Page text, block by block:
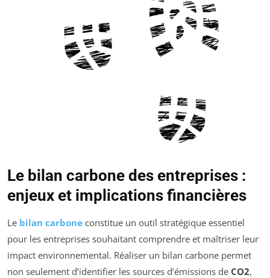
Le bilan carbone des entreprises :
enjeux et implications financières
Le bilan carbone constitue un outil stratégique essentiel
pour les entreprises souhaitant comprendre et maîtriser leur
impact environnemental. Réaliser un bilan carbone permet
non seulement d’identifier les sources d’émissions de CO2,